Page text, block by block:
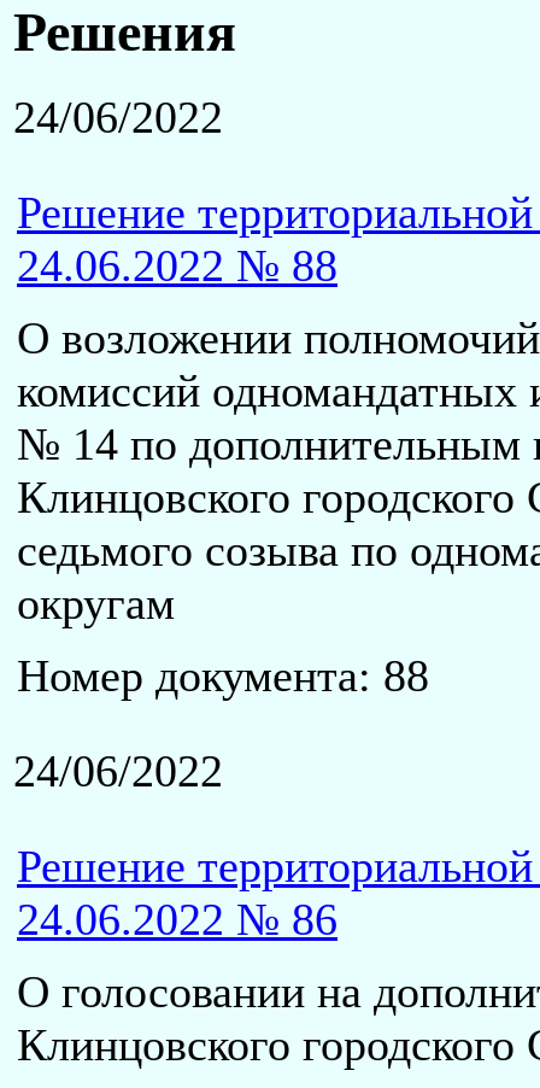
Решения
24/06/2022
Решение
24.06.2022 № 88
О возложении
комиссий
№ 14 по дополнительным
Клинцовского
седьмого созыва по
округам
Номер документа: 88
24/06/2022
Решение
24.06.2022 № 86
О голосовании на
Клинцовского